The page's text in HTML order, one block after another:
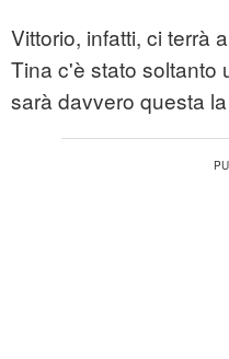
Vittorio, infatti, ci terrà
Tina c'è stato soltanto
sarà davvero questa